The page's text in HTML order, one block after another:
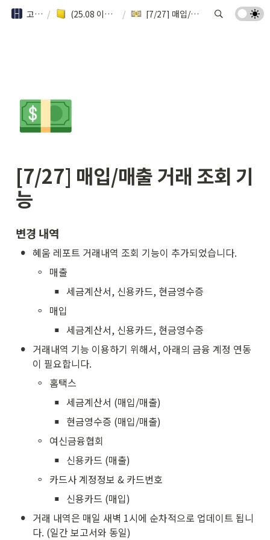
고객 안내서 / (25.08 이전) 혜움 레포트 업데이트 / [7/27] 매입/매출 거래 조회 기능
💵
[7/27] 매입/매출 거래 조회 기
능
변경 내역
• 혜움 레포트 거래내역 조회 기능이 추가되었습니다.
◦ 매출
▪ 세금계산서, 신용카드, 현금영수증
◦ 매입
▪ 세금계산서, 신용카드, 현금영수증
• 거래내역 기능 이용하기 위해서, 아래의 금융 계정 연동
이 필요합니다.
◦ 홈택스
▪ 세금계산서 (매입/매출)
▪ 현금영수증 (매입/매출)
◦ 여신금융협회
▪ 신용카드 (매출)
◦ 카드사 계정정보 & 카드번호
▪ 신용카드 (매입)
• 거래 내역은 매일 새벽 1시에 순차적으로 업데이트 됩니
다. (일간 보고서와 동일)